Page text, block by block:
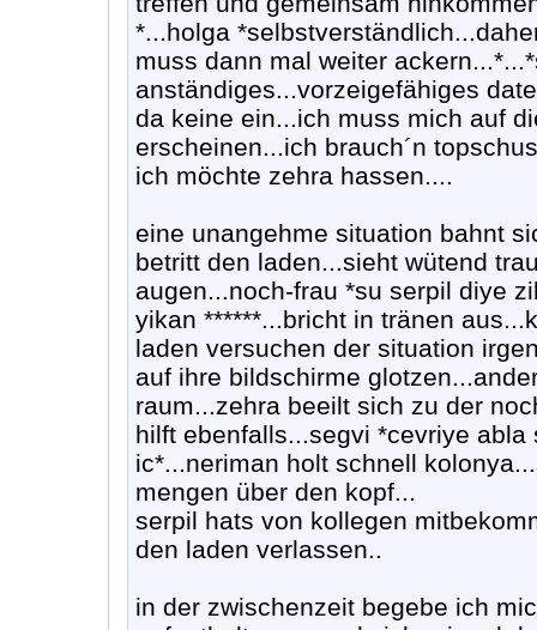
*...holga
muss dann mal weiter
anständiges...vorzeigefähiges
da keine ein...ich muss mich auf
erscheinen...ich brauch´n
ich möchte zehra hassen....
eine unangehme situation bahnt
betritt den laden...sieht wütend
augen...noch-frau *su serpil diye
yikan ******...bricht in tränen
laden versuchen der situation
auf ihre bildschirme
raum...zehra beeilt sich zu der
hilft ebenfalls...segvi *cevriye
ic*...neriman holt schnell
mengen über den kopf...
serpil hats von kollegen
den laden verlassen..
in der zwischenzeit begebe ich